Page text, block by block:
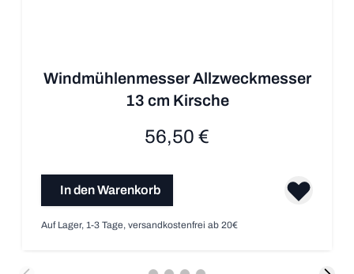
Windmühlenmesser Allzweckmesser
13 cm Kirsche
56,50 €
In den Warenkorb
Auf Lager, 1-3 Tage, versandkostenfrei ab 20€